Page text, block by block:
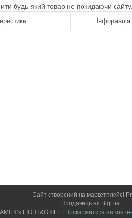
будь-який товар не покидаючи сайту.
Сайт створений на маркетплейсі
Продавець на Bigl.ua
Поскаржитися на